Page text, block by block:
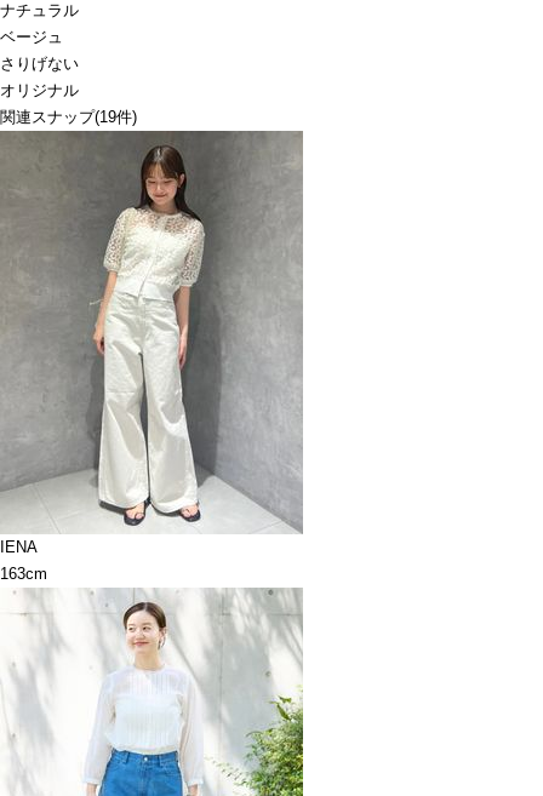
ナチュラル
ベージュ
さりげない
オリジナル
関連スナップ(19件)
IENA
163cm